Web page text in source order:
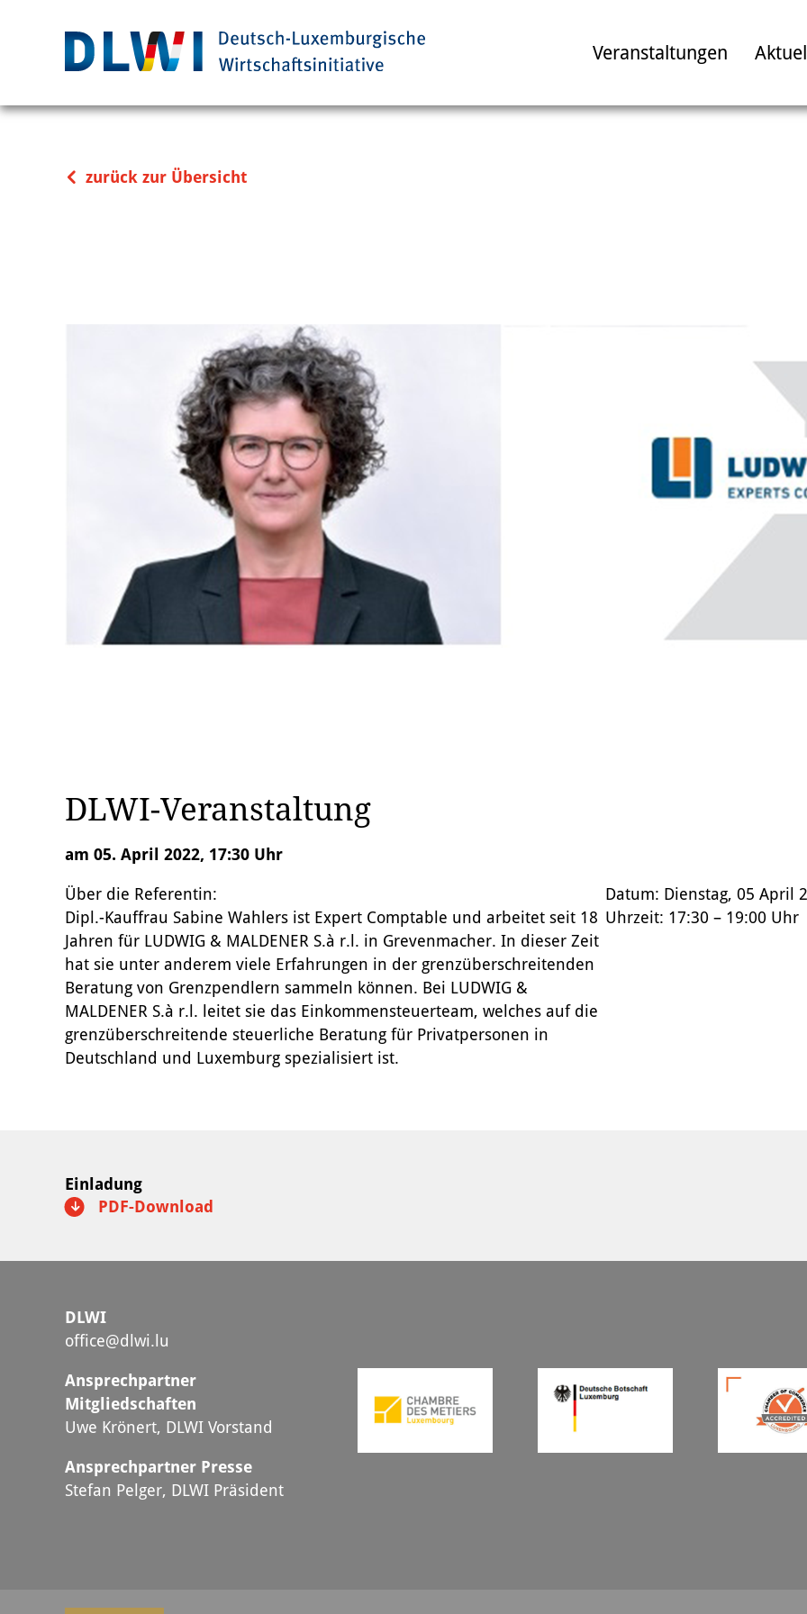
Veranstaltungen
zurück zur Übersicht
DLWI-Veranstaltung
am 05. April 2022, 17:30 Uhr
Über die Referentin:
Dipl.-Kauffrau Sabine Wahlers ist Expert Comptable und arbeitet seit 18
Jahren für LUDWIG & MALDENER S.à r.l. in Grevenmacher. In dieser Zeit
hat sie unter anderem viele Erfahrungen in der grenzüberschreitenden
Beratung von Grenzpendlern sammeln können. Bei LUDWIG &
MALDENER S.à r.l. leitet sie das Einkommensteuerteam, welches auf die
grenzüberschreitende steuerliche Beratung für Privatpersonen in
Deutschland und Luxemburg spezialisiert ist.
Datum: Dienstag, 05 April
Uhrzeit: 17:30 – 19:00 Uhr
Einladung
PDF-Download
DLWI
office@dlwi.lu
Ansprechpartner
Mitgliedschaften
Uwe Krönert, DLWI Vorstand
Ansprechpartner Presse
Stefan Pelger, DLWI Präsident